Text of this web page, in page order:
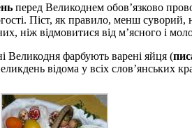
перед Великоднем обов’язково
Піст, як правило, менш
ніж відмовитися від м’ясного і
Великодня фарбують варені яйця (
відома у всіх слов’янських